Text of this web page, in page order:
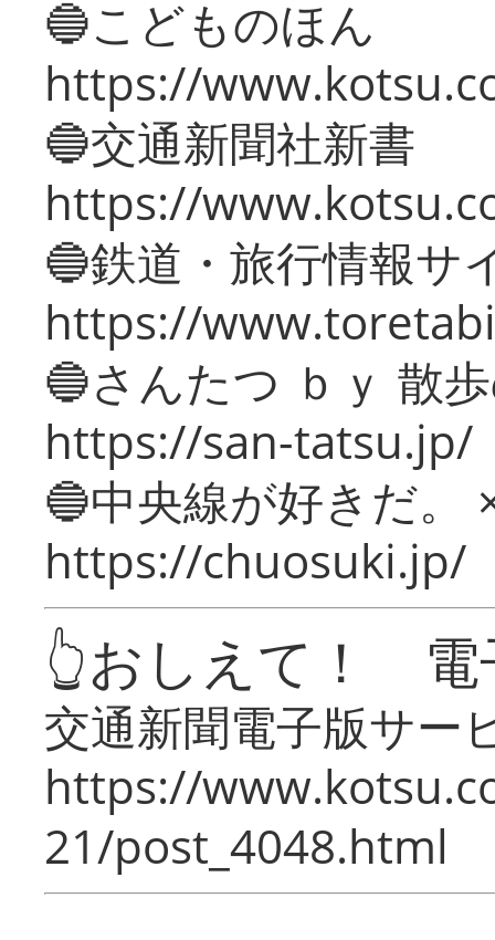
🔵こどものほん
https://
🔵交通新聞社新書
https://
🔵鉄道・旅行情報サ
https://
🔵さんたつ ｂｙ 散
https://san-tatsu.jp/
🔵中央線が好きだ。
https://chuosuki.jp/
👆おしえて！ 電
交通新聞電子版サー
https://
21/post_4048.html